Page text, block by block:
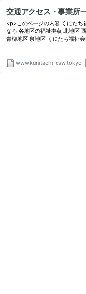
交通アクセス・事業所
<p>このページの内容 くにたち
なろ 各地区の福祉拠点 北地区
青柳地区 泉地区 くにたち福祉
www.kunitachi-csw.tokyo